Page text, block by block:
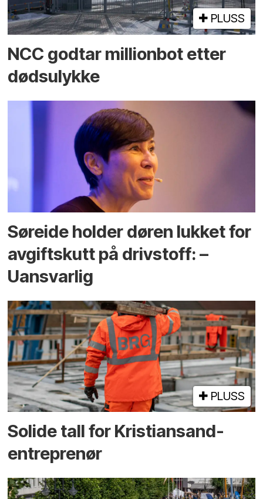
PLUSS
NCC godtar millionbot etter
dødsulykke
Søreide holder døren lukket for
avgiftskutt på drivstoff: –
Uansvarlig
PLUSS
Solide tall for Kristiansand-
entreprenør